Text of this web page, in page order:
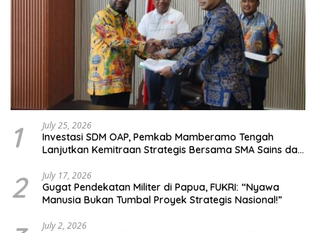
1 July 25, 2026
Investasi SDM OAP, Pemkab Mamberamo Tengah
Lanjutkan Kemitraan Strategis Bersama SMA Sains dan
2 July 17, 2026
Gugat Pendekatan Militer di Papua, FUKRI: “Nyawa
Manusia Bukan Tumbal Proyek Strategis Nasional!”
July 2, 2026